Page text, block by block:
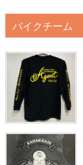
バイクチーム